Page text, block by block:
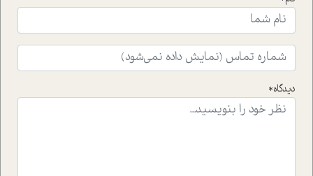
ای که به زندگی شگفت انگیز جین گودال و تاثیرات کاوش های
ایشان در حوزه ی شامپانزه ها بر زندگی امروزی ما نگاهی
افکنده است.فصل اتاق 333 شما را پای صحبت یک تجربه ی
واقعی در ارتباط با اختلال شخصیت اسکزوئید و مشکلات و نیز
راهکارهای حل آن قرار می دهد که در اتاق درمان اتفاق افتاده
موثرترین راهکارهای استفاده از هوش مصنوعی در حوزه های
دیدگاه*